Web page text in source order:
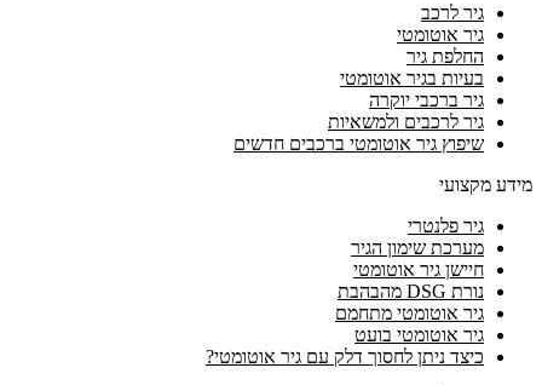
גיר לרכב
גיר אוטומטי
החלפת גיר
בעיות בגיר אוטומטי
גיר ברכבי יוקרה
גיר לרכבים ולמשאיות
שיפוץ גיר אוטומטי ברכבים חדשים
מידע מקצועי
גיר פלנטרי
מערכת שימון הגיר
חיישן גיר אוטומטי
נורת DSG מהבהבת
גיר אוטומטי מתחמם
גיר אוטומטי בועט
כיצד ניתן לחסוך דלק עם גיר אוטומטי?